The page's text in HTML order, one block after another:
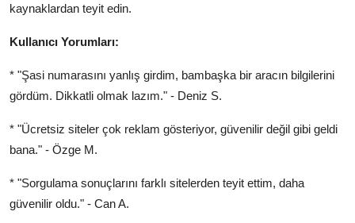
kaynaklardan teyit edin.
Kullanıcı Yorumları:
* "Şasi numarasını yanlış girdim, bambaşka bir aracın bilgilerini
gördüm. Dikkatli olmak lazım." - Deniz S.
* "Ücretsiz siteler çok reklam gösteriyor, güvenilir değil gibi geldi
bana." - Özge M.
* "Sorgulama sonuçlarını farklı sitelerden teyit ettim, daha
güvenilir oldu." - Can A.